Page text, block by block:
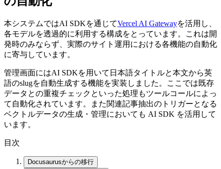
本システムではAI SDKを通じてVercel AI Gatewayを活用し、
各モデルを透過的に利用する構成をとっています。これは開
発時のみならず、実際のサイト運用における各機能の自動化
に寄与しています。
管理画面にはAI SDKを用いて日本語タイトルと本文から英
語のslugを自動生成する機能を実装しました。ここでは既存
データとの重複チェックといった処理もツールコールによっ
て自動化されています。また関連記事抽出のトリガーとなる
ベクトルデータの生成・管理においても AI SDK を活用して
います。
目次
Docusaurusからの移行